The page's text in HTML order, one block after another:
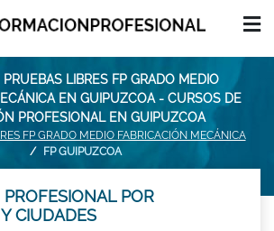
LIBRES FP GRADO MEDIO
EN GUIPUZCOA - CURSOS DE
PROFESIONAL EN GUIPUZCOA
FP GRADO MEDIO FABRICACIÓN MECÁNICA
FP GUIPUZCOA
POR
CIUDADES